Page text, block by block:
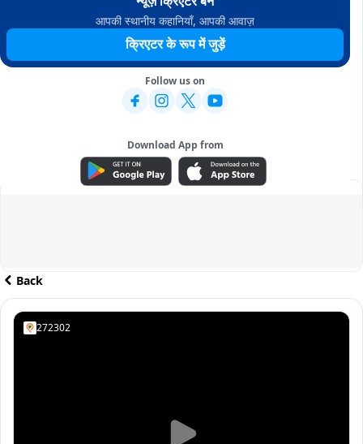
आपकी स्थानीय कहानियाँ, आपकी आवाज़
क्रिएटर के रूप में जुड़ें
Follow us on
Download App from
ADVERTISEMENT
Back
272302